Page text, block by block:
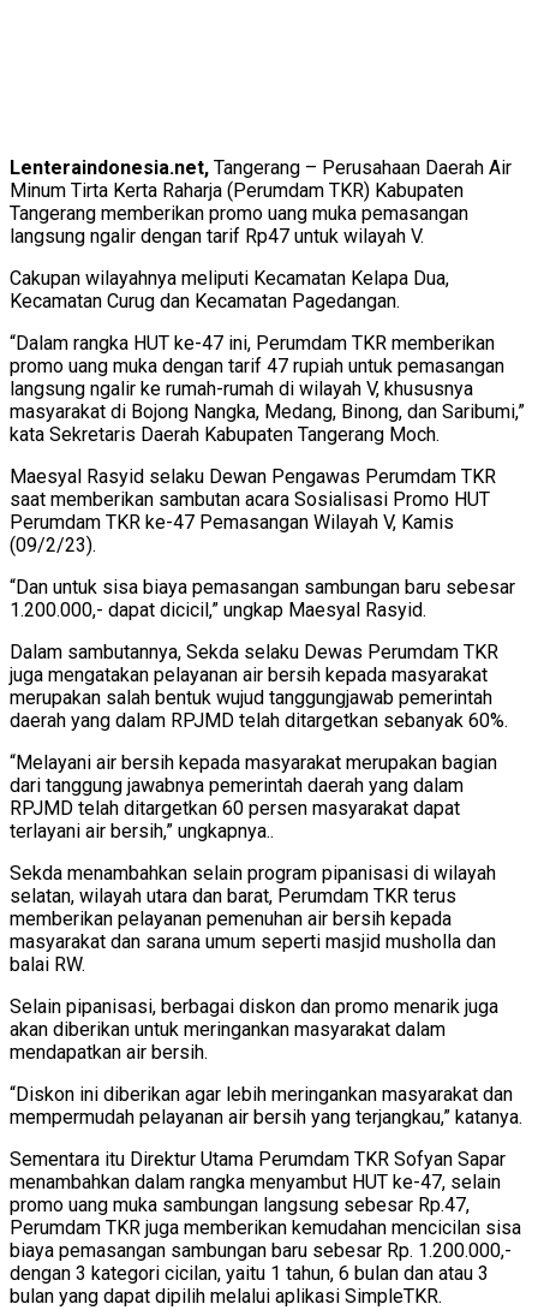
Lenteraindonesia.net, Tangerang – Perusahaan Daerah Air
Minum Tirta Kerta Raharja (Perumdam TKR) Kabupaten
Tangerang memberikan promo uang muka pemasangan
langsung ngalir dengan tarif Rp47 untuk wilayah V.
Cakupan wilayahnya meliputi Kecamatan Kelapa Dua,
Kecamatan Curug dan Kecamatan Pagedangan.
“Dalam rangka HUT ke-47 ini, Perumdam TKR memberikan
promo uang muka dengan tarif 47 rupiah untuk pemasangan
langsung ngalir ke rumah-rumah di wilayah V, khususnya
masyarakat di Bojong Nangka, Medang, Binong, dan Saribumi,”
kata Sekretaris Daerah Kabupaten Tangerang Moch.
Maesyal Rasyid selaku Dewan Pengawas Perumdam TKR
saat memberikan sambutan acara Sosialisasi Promo HUT
Perumdam TKR ke-47 Pemasangan Wilayah V, Kamis
(09/2/23).
“Dan untuk sisa biaya pemasangan sambungan baru sebesar
1.200.000,- dapat dicicil,” ungkap Maesyal Rasyid.
Dalam sambutannya, Sekda selaku Dewas Perumdam TKR
juga mengatakan pelayanan air bersih kepada masyarakat
merupakan salah bentuk wujud tanggungjawab pemerintah
daerah yang dalam RPJMD telah ditargetkan sebanyak 60%.
“Melayani air bersih kepada masyarakat merupakan bagian
dari tanggung jawabnya pemerintah daerah yang dalam
RPJMD telah ditargetkan 60 persen masyarakat dapat
terlayani air bersih,” ungkapnya..
Sekda menambahkan selain program pipanisasi di wilayah
selatan, wilayah utara dan barat, Perumdam TKR terus
memberikan pelayanan pemenuhan air bersih kepada
masyarakat dan sarana umum seperti masjid musholla dan
balai RW.
Selain pipanisasi, berbagai diskon dan promo menarik juga
akan diberikan untuk meringankan masyarakat dalam
mendapatkan air bersih.
“Diskon ini diberikan agar lebih meringankan masyarakat dan
mempermudah pelayanan air bersih yang terjangkau,” katanya.
Sementara itu Direktur Utama Perumdam TKR Sofyan Sapar
menambahkan dalam rangka menyambut HUT ke-47, selain
promo uang muka sambungan langsung sebesar Rp.47,
Perumdam TKR juga memberikan kemudahan mencicilan sisa
biaya pemasangan sambungan baru sebesar Rp. 1.200.000,-
dengan 3 kategori cicilan, yaitu 1 tahun, 6 bulan dan atau 3
bulan yang dapat dipilih melalui aplikasi SimpleTKR.